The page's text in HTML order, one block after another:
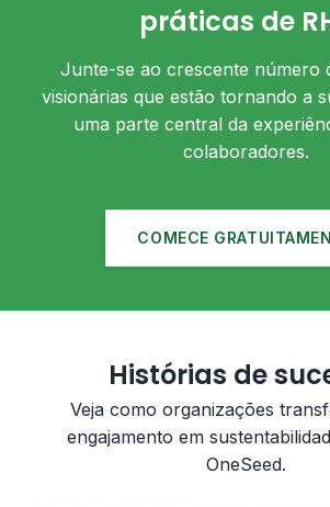
práticas de
Junte-se ao crescente número
visionárias que estão tornando a
uma parte central da
colaboradores.
COMECE
Histórias de
Veja como organizações
engajamento em
OneSeed.